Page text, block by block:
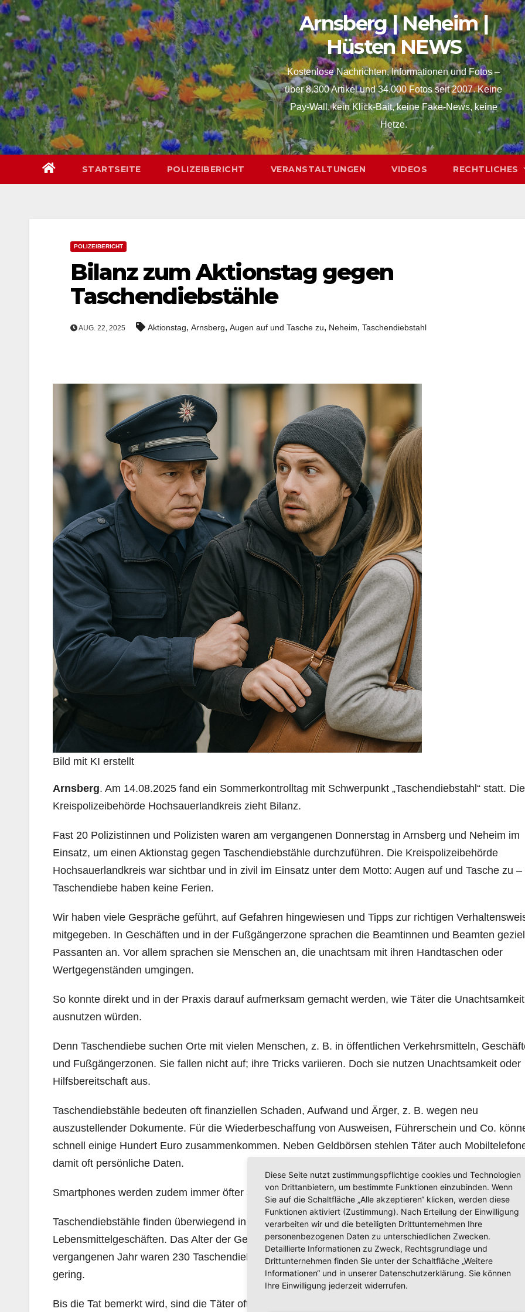
springen
Skip
to
content
Arnsberg | Neheim |
Hüsten NEWS
Kostenlose Nachrichten, Informationen und Fotos –
über 8.300 Artikel und 34.000 Fotos seit 2007. Keine
Pay-Wall, kein Klick-Bait, keine Fake-News, keine
Hetze.
STARTSEITE POLIZEIBERICHT VERANSTALTUNGEN VIDEOS RECHTLICHES
POLIZEIBERICHT
Bilanz zum Aktionstag gegen
Taschendiebstähle
AUG. 22, 2025 Aktionstag, Arnsberg, Augen auf und Tasche zu, Neheim, Taschendiebstahl
Bild mit KI erstellt
Arnsberg. Am 14.08.2025 fand ein Sommerkontrolltag mit Schwerpunkt „Taschendiebstahl“ statt. Die
Kreispolizeibehörde Hochsauerlandkreis zieht Bilanz.
Fast 20 Polizistinnen und Polizisten waren am vergangenen Donnerstag in Arnsberg und Neheim im
Einsatz, um einen Aktionstag gegen Taschendiebstähle durchzuführen. Die Kreispolizeibehörde
Hochsauerlandkreis war sichtbar und in zivil im Einsatz unter dem Motto: Augen auf und Tasche zu –
Taschendiebe haben keine Ferien.
Wir haben viele Gespräche geführt, auf Gefahren hingewiesen und Tipps zur richtigen
mitgegeben. In Geschäften und in der Fußgängerzone sprachen die Beamtinnen und Beamten
Passanten an. Vor allem sprachen sie Menschen an, die unachtsam mit ihren Handtaschen oder
Wertgegenständen umgingen.
So konnte direkt und in der Praxis darauf aufmerksam gemacht werden, wie Täter die Unachtsamkeit
ausnutzen würden.
Denn Taschendiebe suchen Orte mit vielen Menschen, z. B. in öffentlichen Verkehrsmitteln,
und Fußgängerzonen. Sie fallen nicht auf; ihre Tricks variieren. Doch sie nutzen Unachtsamkeit oder
Hilfsbereitschaft aus.
Taschendiebstähle bedeuten oft finanziellen Schaden, Aufwand und Ärger, z. B. wegen neu
auszustellender Dokumente. Für die Wiederbeschaffung von Ausweisen, Führerschein und Co.
schnell einige Hundert Euro zusammenkommen. Neben Geldbörsen stehlen Täter auch
damit oft persönliche Daten.
Smartphones werden zudem immer öfter als Kartenersatz genutzt.
Taschendiebstähle finden überwiegend in Geschäften statt, zu bis zu Dreiviertel der Fälle in
Lebensmittelgeschäften. Das Alter der Geschädigten liegt im Durchschnitt zwischen 63 und 68
vergangenen Jahr waren 230 Taschendiebstahlsdelikte zu verzeichnen. Die Aufklärungsquote ist
gering.
Bis die Tat bemerkt wird, sind die Täter oft über alle Berge.
Diese Seite nutzt zustimmungspflichtige cookies und Technologien
von Drittanbietern, um bestimmte Funktionen einzubinden. Wenn
Sie auf die Schaltfläche „Alle akzeptieren“ klicken, werden diese
Funktionen aktiviert (Zustimmung). Nach Erteilung der Einwilligung
verarbeiten wir und die beteiligten Drittunternehmen Ihre
personenbezogenen Daten zu unterschiedlichen Zwecken.
Detaillierte Informationen zu Zweck, Rechtsgrundlage und
Drittunternehmen finden Sie unter der Schaltfläche „Weitere
Informationen“ und in unserer Datenschutzerklärung. Sie können
Ihre Einwilligung jederzeit widerrufen.